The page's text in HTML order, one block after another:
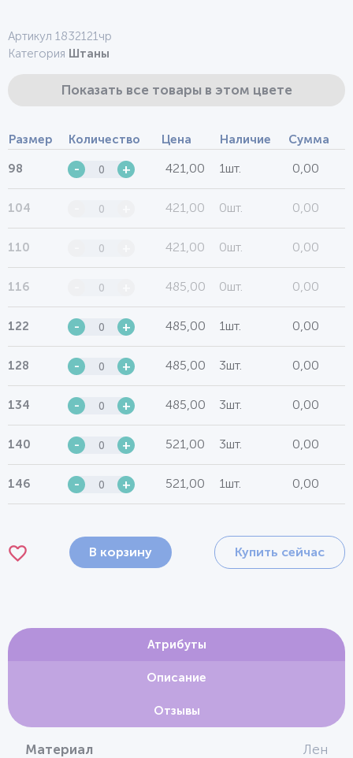
Артикул 1832121чр
Категория Штаны
Показать все товары в этом цвете
Размер Количество Цена Наличие Сумма
98 - + 421,00 1шт. 0,00
104 421,00 0шт. 0,00
110 421,00 0шт. 0,00
116 485,00 0шт. 0,00
122 - + 485,00 1шт. 0,00
128 - + 485,00 3шт. 0,00
134 - + 485,00 3шт. 0,00
140 - + 521,00 3шт. 0,00
146 - + 521,00 1шт. 0,00
В корзину Купить сейчас
Атрибуты
Описание
Отзывы
Материал Лен